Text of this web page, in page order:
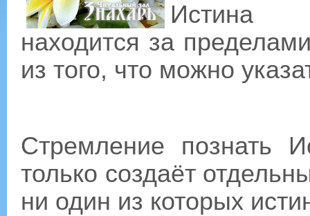
Истина
находится за
из того, что можно
Стремление познать
только создаёт
ни один из которых